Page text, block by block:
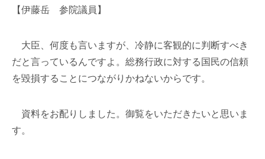
【伊藤岳 参院議員】
大臣、何度も言いますが、冷静に客観的に判断すべき
だと言っているんですよ。総務行政に対する国民の信頼
を毀損することにつながりかねないからです。
資料をお配りしました。御覧をいただきたいと思いま
す。